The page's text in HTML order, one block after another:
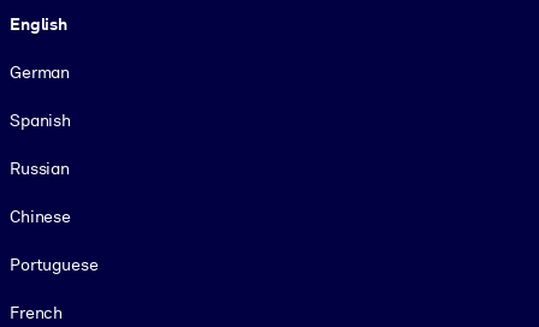
English
German
Spanish
Russian
Chinese
Portuguese
French